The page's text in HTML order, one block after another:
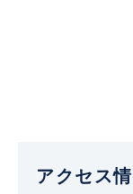
アクセス